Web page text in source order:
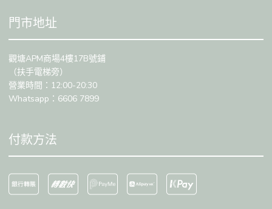
門市地址
觀塘APM商場4樓17B號鋪
（扶手電梯旁）
營業時間：12:00-20:30
Whatsapp：6606 7899
付款方法